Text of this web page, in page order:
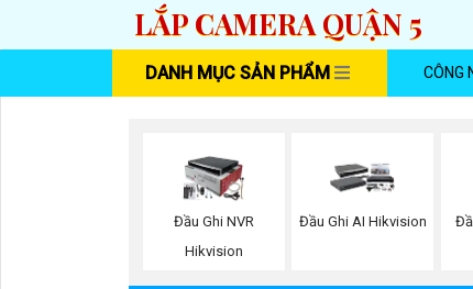
LẮP CAMERA QUẬN 5
DANH MỤC SẢN PHẨM CÔNG
Đầu Ghi NVR
Hikvision
Đầu Ghi AI Hikvision